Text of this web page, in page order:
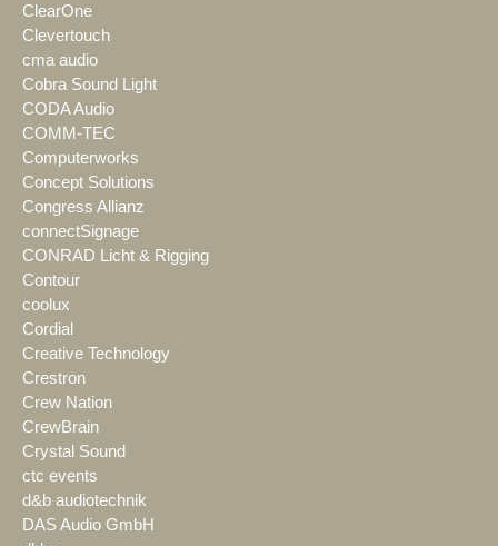
ClearOne
Clevertouch
cma audio
Cobra Sound Light
CODA Audio
COMM-TEC
Computerworks
Concept Solutions
Congress Allianz
connectSignage
CONRAD Licht & Rigging
Contour
coolux
Cordial
Creative Technology
Crestron
Crew Nation
CrewBrain
Crystal Sound
ctc events
d&b audiotechnik
DAS Audio GmbH